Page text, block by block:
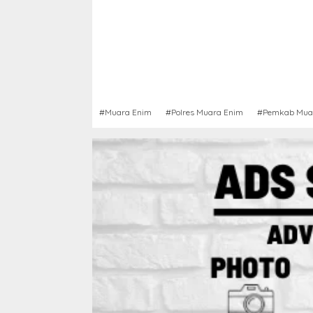
#Muara Enim #Polres Muara Enim #Pemkab